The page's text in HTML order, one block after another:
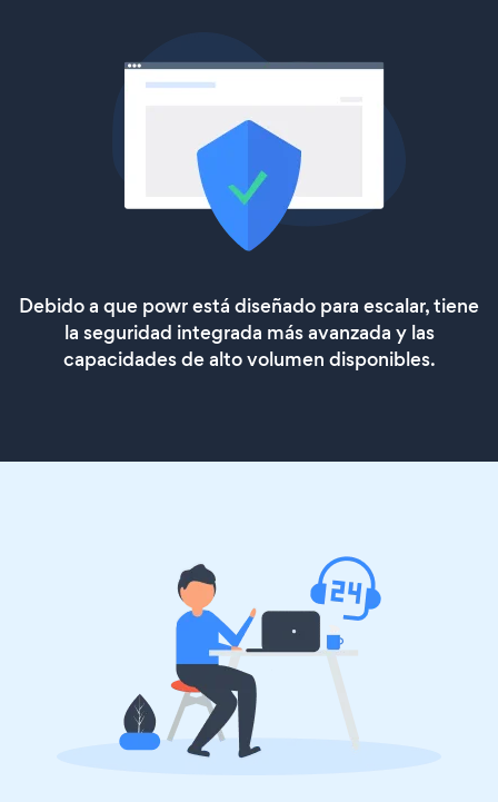
Debido a que powr está diseñado para escalar, tiene
la seguridad integrada más avanzada y las
capacidades de alto volumen disponibles.